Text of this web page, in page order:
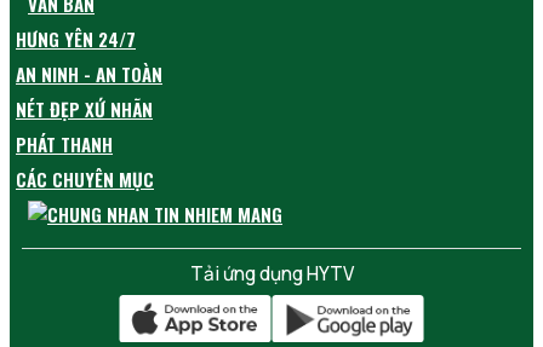
HƯNG YÊN 24/7
AN NINH - AN TOÀN
NÉT ĐẸP XỨ NHÃN
PHÁT THANH
CÁC CHUYÊN MỤC
Tải ứng dụng HYTV